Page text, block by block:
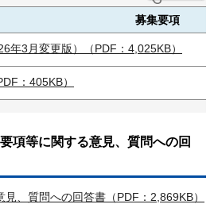
募集要項
年3月変更版）（PDF：4,025KB）
：405KB）
項等に関する意見、質問への回
、質問への回答書（PDF：2,869KB）